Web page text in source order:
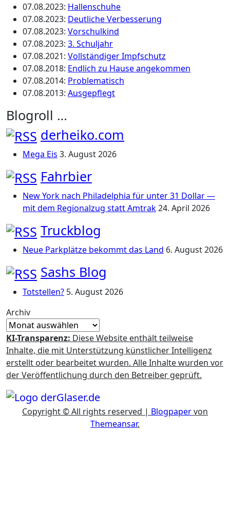
07.08.2023: Hallenschuhe
07.08.2023: Deutliche Verbesserung
07.08.2023: Vorschulkind
07.08.2023: 3. Schuljahr
07.08.2021: Vollständiger Impfschutz
07.08.2018: Endlich zu Hause angekommen
07.08.2014: Problematisch
07.08.2013: Ausgepflegt
Blogroll …
derheiko.com
Mega Eis 3. August 2026
Fahrbier
New York nach Philadelphia für unter 31 Dollar —
mit dem Regionalzug statt Amtrak24. April 2026
Truckblog
Neue Parkplätze bekommt das Land 6. August 2026
Sashs Blog
Totstellen? 5. August 2026
Archiv
KI-Transparenz: Diese Website enthält teilweise
Inhalte, die mit Unterstützung künstlicher Intelligenz
erstellt oder bearbeitet wurden. Alle Inhalte wurden vor
der Veröffentlichung durch den Betreiber geprüft.
Copyright © All rights reserved | Blogpapervon
Themeansar.